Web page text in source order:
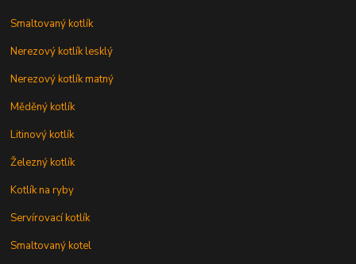
Smaltovaný kotlík
Nerezový kotlík lesklý
Nerezový kotlík matný
Měděný kotlík
Litinový kotlík
Železný kotlík
Kotlík na ryby
Servírovací kotlík
Smaltovaný kotel